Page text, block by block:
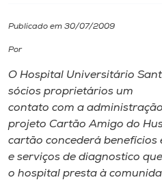
Cultura
CPA
Biblioteca
Editora
Publicado em 30/07/2009
Por
O Hospital Universitário
sócios proprietários um
contato com a
projeto Cartão Amigo do
cartão concederá benefícios
e serviços de diagnostico que
o hospital presta à